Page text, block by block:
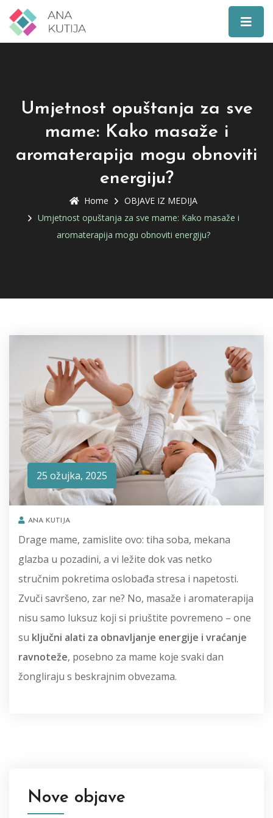
Umjetnost opuštanja za sve
mame: Kako masaže i
aromaterapija mogu obnoviti
energiju?
Home
OBJAVE IZ MEDIJA
Umjetnost opuštanja za sve mame: Kako masaže i
aromaterapija mogu obnoviti energiju?
25 ožujka, 2025
ANA KUTIJA
Drage mame, zamislite ovo: tiha soba, mekana
glazba u pozadini, a vi ležite dok vas netko
stručnim pokretima oslobađa stresa i napetosti.
Zvuči savršeno, zar ne? No, masaže i aromaterapija
nisu samo luksuz koji si priuštite povremeno – one
su ključni alati za obnavljanje energije i vraćanje
ravnoteže, posebno za mame koje svaki dan
žongliraju s beskrajnim obvezama.
Nove objave